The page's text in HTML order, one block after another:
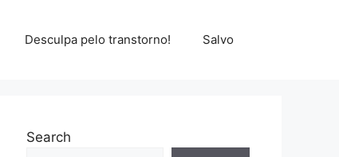
Desculpa pelo transtorno! Salvo
Search